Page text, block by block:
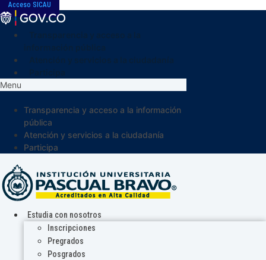
Acceso SICAU
Menu
Transparencia y acceso a la información
pública
Atención y servicios a la ciudadanía
Participa
Estudia con nosotros
Inscripciones
Pregrados
Posgrados